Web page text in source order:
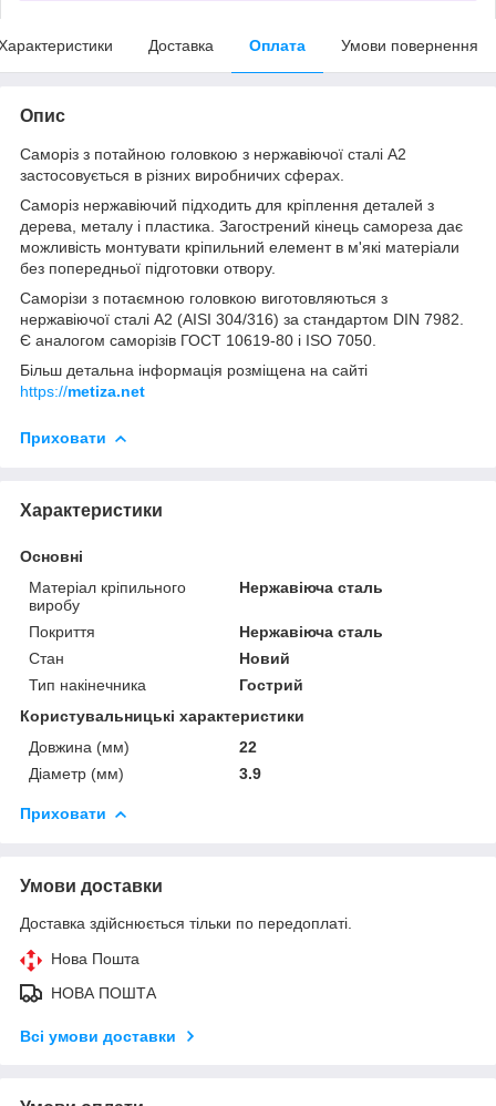
Доставка Оплата Умови повернення
Опис
Саморіз з потайною головкою з нержавіючої сталі А2
застосовується в різних виробничих сферах.
Саморіз нержавіючий підходить для кріплення деталей з
дерева, металу і пластика. Загострений кінець самореза дає
можливість монтувати кріпильний елемент в м'які матеріали
без попередньої підготовки отвору.
Саморізи з потаємною головкою виготовляються з
нержавіючої сталі А2 (AISI 304/316) за стандартом DIN 7982.
Є аналогом саморізів ГОСТ 10619-80 і ISO 7050.
Більш детальна інформація розміщена на сайті
https://metiza.net
Приховати
Характеристики
Основні
Матеріал кріпильного
виробу
Нержавіюча сталь
Покриття
Нержавіюча сталь
Стан
Новий
Тип накінечника
Гострий
Користувальницькі характеристики
Довжина (мм)
22
Діаметр (мм)
3.9
Приховати
Умови доставки
Доставка здійснюється тільки по передоплаті.
Нова Пошта
НОВА ПОШТА
Всі умови доставки